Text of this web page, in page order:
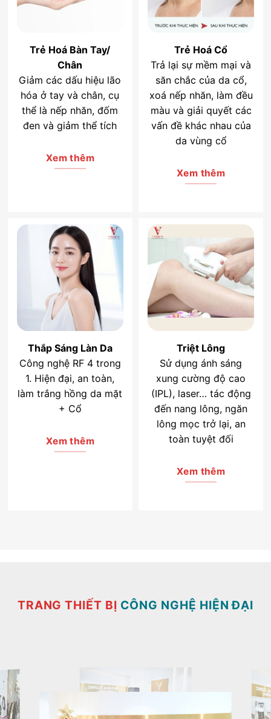
Trẻ Hoá Bàn Tay/
Chân
Giảm các dấu hiệu lão
hóa ở tay và chân, cụ
thể là nếp nhăn, đốm
đen và giảm thể tích
Xem thêm
Trẻ Hoá Cổ
Trả lại sự mềm mại và
săn chắc của da cổ,
xoá nếp nhăn, làm đều
màu và giải quyết các
vấn đề khác nhau của
da vùng cổ
Xem thêm
Thắp Sáng Làn Da
Công nghệ RF 4 trong
1. Hiện đại, an toàn,
làm trắng hồng da mặt
+ Cổ
Xem thêm
Triệt Lông
Sử dụng ánh sáng
xung cường độ cao
(IPL), laser… tác động
đến nang lông, ngăn
lông mọc trở lại, an
toàn tuyệt đối
Xem thêm
TRANG THIẾT BỊ CÔNG NGHỆ HIỆN ĐẠI